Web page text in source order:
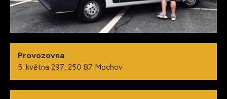
Provozovna
5. května 297, 250 87 Mochov